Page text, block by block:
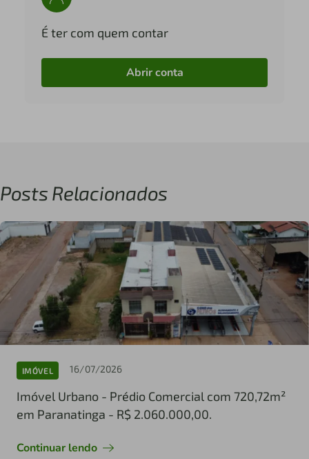
É ter com quem contar
Abrir conta
Posts Relacionados
IMÓVEL 16/07/2026
Imóvel Urbano - Prédio Comercial com 720,72m²
em Paranatinga - R$ 2.060.000,00.
Continuar lendo